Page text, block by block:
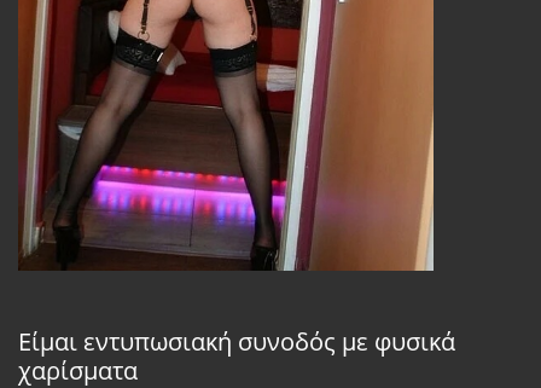
Είμαι εντυπωσιακή συνοδός με φυσικά
χαρίσματα